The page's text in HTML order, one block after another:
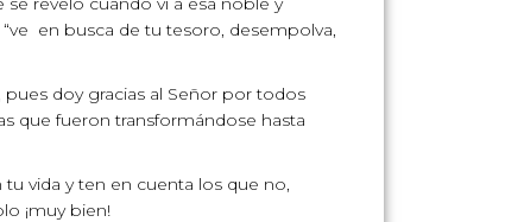
en busca de tu tesoro, desempolva,
doy gracias al Señor por todos
que fueron transformándose hasta
vida y ten en cuenta los que no,
¡muy bien!